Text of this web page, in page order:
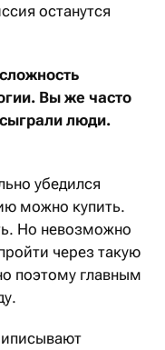
останутся
Вы же часто
люди.
убедился
можно купить.
Но невозможно
через такую
поэтому главным